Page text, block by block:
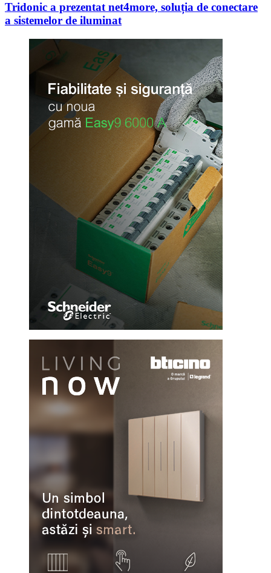
Tridonic a prezentat net4more, soluția de conectare
a sistemelor de iluminat